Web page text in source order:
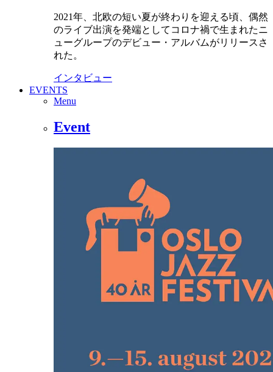
2021年、北欧の短い夏が終わりを迎える頃、偶然
のライブ出演を発端としてコロナ禍で生まれたニ
ューグループのデビュー・アルバムがリリースさ
れた。
インタビュー
EVENTS
Menu
Event